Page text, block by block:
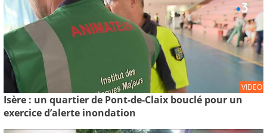
VIDEO
Isère : un quartier de Pont-de-Claix bouclé pour un
exercice d’alerte inondation